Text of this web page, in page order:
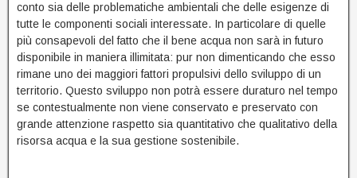
conto sia delle problematiche ambientali che delle esigenze di
tutte le componenti sociali interessate. In particolare di quelle
più consapevoli del fatto che il bene acqua non sarà in futuro
disponibile in maniera illimitata: pur non dimenticando che esso
rimane uno dei maggiori fattori propulsivi dello sviluppo di un
territorio. Questo sviluppo non potrà essere duraturo nel tempo
se contestualmente non viene conservato e preservato con
grande attenzione raspetto sia quantitativo che qualitativo della
risorsa acqua e la sua gestione sostenibile.